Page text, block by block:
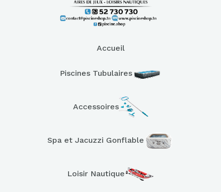
Accueil
Piscines Tubulaires
Accessoires
Spa et Jacuzzi Gonflable
Loisir Nautique